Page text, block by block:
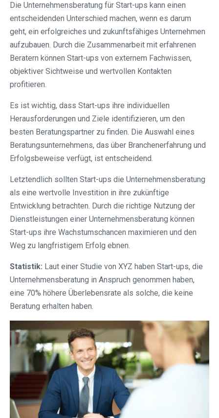
Die Unternehmensberatung für Start-ups kann einen
entscheidenden Unterschied machen, wenn es darum
geht, ein erfolgreiches und zukunftsfähiges Unternehmen
aufzubauen. Durch die Zusammenarbeit mit erfahrenen
Beratern können Start-ups von externem Fachwissen,
objektiver Sichtweise und wertvollen Kontakten
profitieren.
Es ist wichtig, dass Start-ups ihre individuellen
Herausforderungen und Ziele identifizieren, um den
besten Beratungspartner zu finden. Die Auswahl eines
Beratungsunternehmens, das über Branchenerfahrung und
Erfolgsbeweise verfügt, ist entscheidend.
Letztendlich sollten Start-ups die Unternehmensberatung
als eine wertvolle Investition in ihre zukünftige
Entwicklung betrachten. Durch die richtige Nutzung der
Dienstleistungen einer Unternehmensberatung können
Start-ups ihre Wachstumschancen maximieren und den
Weg zu langfristigem Erfolg ebnen.
Statistik: Laut einer Studie von XYZ haben Start-ups, die
Unternehmensberatung in Anspruch genommen haben,
eine 70% höhere Überlebensrate als solche, die keine
Beratung erhalten haben.